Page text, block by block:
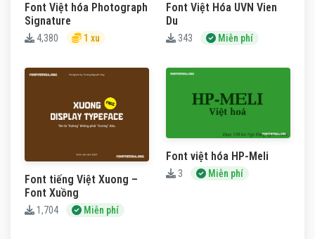
Font Việt hóa Photograph
Signature
4,380 1 xu
Font Việt Hóa UVN Vien
Du
343 Miễn phí
Font tiếng Việt Xuong –
Font Xuồng
1,704 Miễn phí
Font việt hóa HP-Meli
3 Miễn phí